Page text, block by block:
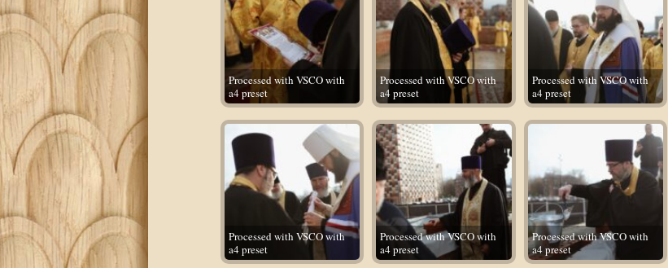
Processed with VSCO with
a4 preset
Processed with VSCO with
a4 preset
Processed with VSCO with
a4 preset
Processed with VSCO with
a4 preset
Processed with VSCO with
a4 preset
Processed with VSCO with
a4 preset